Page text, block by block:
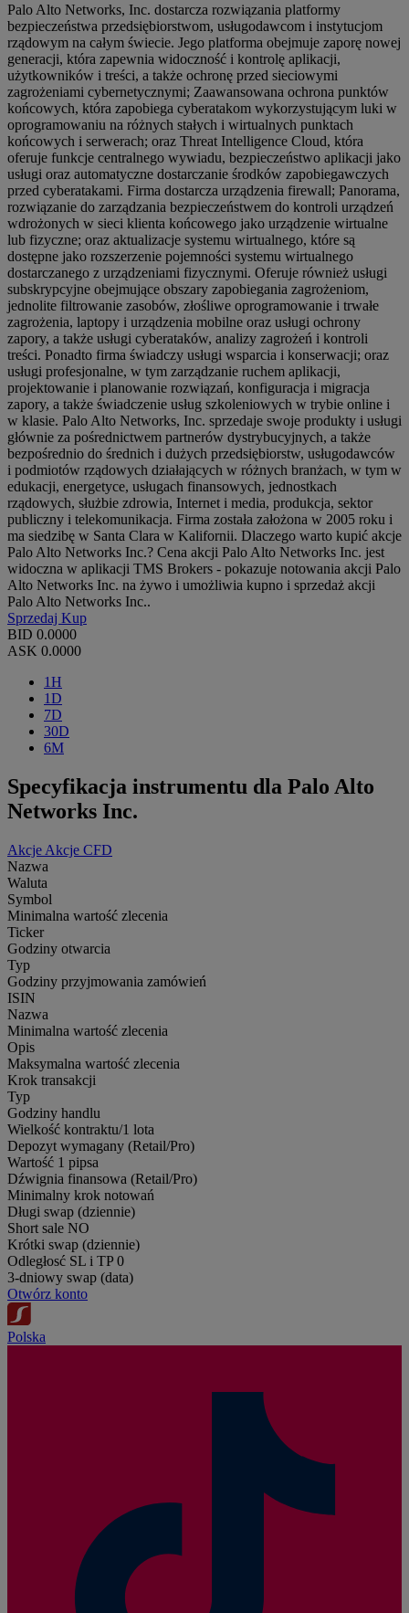
Palo Alto Networks, Inc. dostarcza rozwiązania platformy
bezpieczeństwa przedsiębiorstwom, usługodawcom i instytucjom
rządowym na całym świecie. Jego platforma obejmuje zaporę nowej
generacji, która zapewnia widoczność i kontrolę aplikacji,
użytkowników i treści, a także ochronę przed sieciowymi
zagrożeniami cybernetycznymi; Zaawansowana ochrona punktów
końcowych, która zapobiega cyberatakom wykorzystującym luki w
oprogramowaniu na różnych stałych i wirtualnych punktach
końcowych i serwerach; oraz Threat Intelligence Cloud, która
oferuje funkcje centralnego wywiadu, bezpieczeństwo aplikacji jako
usługi oraz automatyczne dostarczanie środków zapobiegawczych
przed cyberatakami. Firma dostarcza urządzenia firewall; Panorama,
rozwiązanie do zarządzania bezpieczeństwem do kontroli urządzeń
wdrożonych w sieci klienta końcowego jako urządzenie wirtualne
lub fizyczne; oraz aktualizacje systemu wirtualnego, które są
dostępne jako rozszerzenie pojemności systemu wirtualnego
dostarczanego z urządzeniami fizycznymi. Oferuje również usługi
subskrypcyjne obejmujące obszary zapobiegania zagrożeniom,
jednolite filtrowanie zasobów, złośliwe oprogramowanie i trwałe
zagrożenia, laptopy i urządzenia mobilne oraz usługi ochrony
zapory, a także usługi cyberataków, analizy zagrożeń i kontroli
treści. Ponadto firma świadczy usługi wsparcia i konserwacji; oraz
usługi profesjonalne, w tym zarządzanie ruchem aplikacji,
projektowanie i planowanie rozwiązań, konfiguracja i migracja
zapory, a także świadczenie usług szkoleniowych w trybie online i
w klasie. Palo Alto Networks, Inc. sprzedaje swoje produkty i usługi
głównie za pośrednictwem partnerów dystrybucyjnych, a także
bezpośrednio do średnich i dużych przedsiębiorstw, usługodawców
i podmiotów rządowych działających w różnych branżach, w tym w
edukacji, energetyce, usługach finansowych, jednostkach
rządowych, służbie zdrowia, Internet i media, produkcja, sektor
publiczny i telekomunikacja. Firma została założona w 2005 roku i
ma siedzibę w Santa Clara w Kalifornii. Dlaczego warto kupić akcje
Palo Alto Networks Inc.? Cena akcji Palo Alto Networks Inc. jest
widoczna w aplikacji TMS Brokers - pokazuje notowania akcji Palo
Alto Networks Inc. na żywo i umożliwia kupno i sprzedaż akcji
Palo Alto Networks Inc..
Sprzedaj Kup
BID 0.0000
ASK 0.0000
1H
1D
7D
30D
6M
Specyfikacja instrumentu dla Palo Alto
Networks Inc.
Akcje Akcje CFD
Nazwa
Waluta
Symbol
Minimalna wartość zlecenia
Ticker
Godziny otwarcia
Typ
Godziny przyjmowania zamówień
ISIN
Nazwa
Minimalna wartość zlecenia
Opis
Maksymalna wartość zlecenia
Krok transakcji
Typ
Godziny handlu
Wielkość kontraktu/1 lota
Depozyt wymagany (Retail/Pro)
Wartość 1 pipsa
Dźwignia finansowa (Retail/Pro)
Minimalny krok notowań
Długi swap (dziennie)
Short sale NO
Krótki swap (dziennie)
Odległosć SL i TP 0
3-dniowy swap (data)
Otwórz konto
Polska